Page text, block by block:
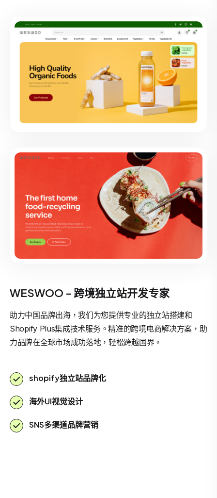
WESWOO - 跨境独立站开发专家
助力中国品牌出海，我们为您提供专业的独立站搭建和
Shopify Plus集成技术服务。精准的跨境电商解决方案，助
力品牌在全球市场成功落地，轻松跨越国界。
shopify独立站品牌化
海外UI视觉设计
SNS多渠道品牌营销